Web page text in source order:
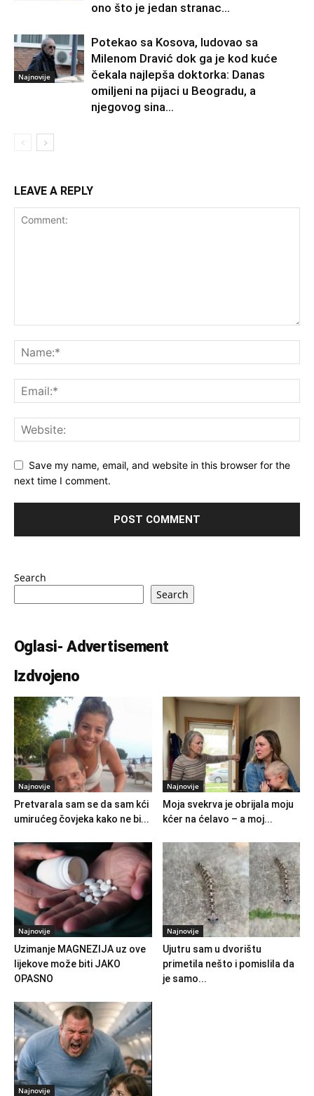
ono što je jedan stranac...
Najnovije
Potekao sa Kosova, ludovao sa
Milenom Dravić dok ga je kod kuće
čekala najlepša doktorka: Danas
omiljeni na pijaci u Beogradu, a
njegovog sina...
LEAVE A REPLY
Save my name, email, and website in this browser for the
next time I comment.
Search
Search
Oglasi- Advertisement
Izdvojeno
Najnovije
Pretvarala sam se da sam kći
umirućeg čovjeka kako ne bi...
Najnovije
Moja svekrva je obrijala moju
kćer na ćelavo – a moj...
Najnovije
Uzimanje MAGNEZIJA uz ove
lijekove može biti JAKO
OPASNO
Najnovije
Ujutru sam u dvorištu
primetila nešto i pomislila da
je samo...
Najnovije